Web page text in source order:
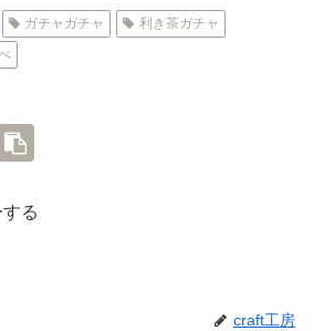
ガチャガチャ
利き茶ガチャ
る
craft工房